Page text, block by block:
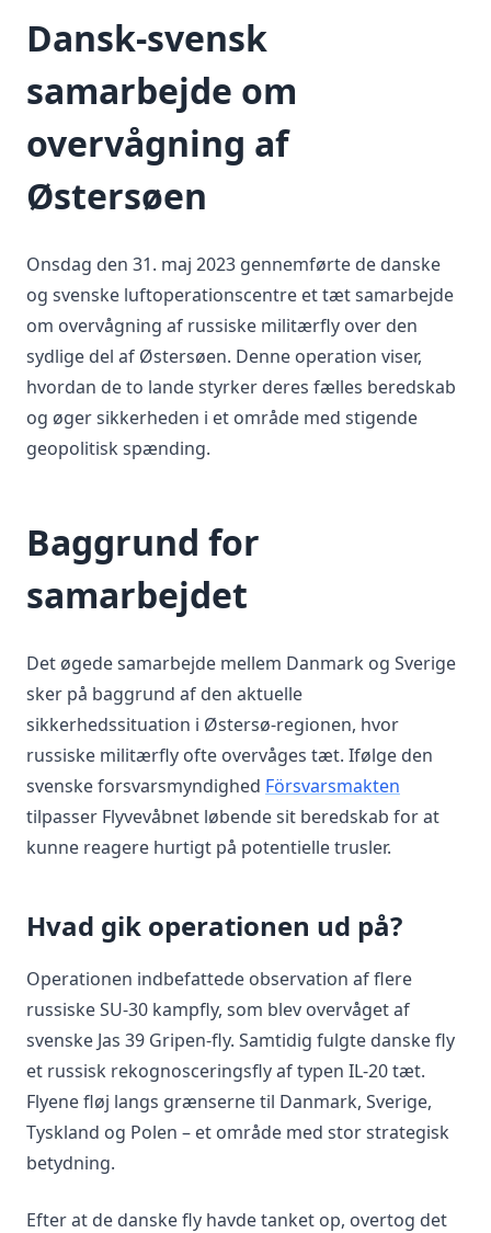
Dansk-svensk
samarbejde om
overvågning af
Østersøen
Onsdag den 31. maj 2023 gennemførte de danske
og svenske luftoperationscentre et tæt samarbejde
om overvågning af russiske militærfly over den
sydlige del af Østersøen. Denne operation viser,
hvordan de to lande styrker deres fælles beredskab
og øger sikkerheden i et område med stigende
geopolitisk spænding.
Baggrund for
samarbejdet
Det øgede samarbejde mellem Danmark og Sverige
sker på baggrund af den aktuelle
sikkerhedssituation i Østersø-regionen, hvor
russiske militærfly ofte overvåges tæt. Ifølge den
svenske forsvarsmyndighed Försvarsmakten
tilpasser Flyvevåbnet løbende sit beredskab for at
kunne reagere hurtigt på potentielle trusler.
Hvad gik operationen ud på?
Operationen indbefattede observation af flere
russiske SU-30 kampfly, som blev overvåget af
svenske Jas 39 Gripen-fly. Samtidig fulgte danske fly
et russisk rekognosceringsfly af typen IL-20 tæt.
Flyene fløj langs grænserne til Danmark, Sverige,
Tyskland og Polen – et område med stor strategisk
betydning.
Efter at de danske fly havde tanket op, overtog det